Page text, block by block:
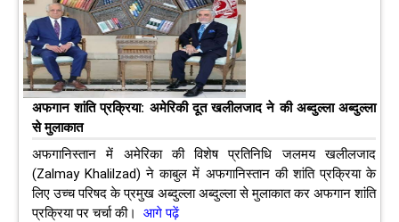
अफगान शांति प्रक्रिया: अमेरिकी दूत खलीलजाद ने की अब्दुल्ला अब्दुल्ला
से मुलाकात
अफगानिस्तान में अमेरिका की विशेष प्रतिनिधि जलमय खलीलजाद
(Zalmay Khalilzad) ने काबुल में अफगानिस्तान की शांति प्रक्रिया के
लिए उच्च परिषद के प्रमुख अब्दुल्ला अब्दुल्ला से मुलाकात कर अफगान शांति
प्रक्रिया पर चर्चा की।
आगे पढ़ें